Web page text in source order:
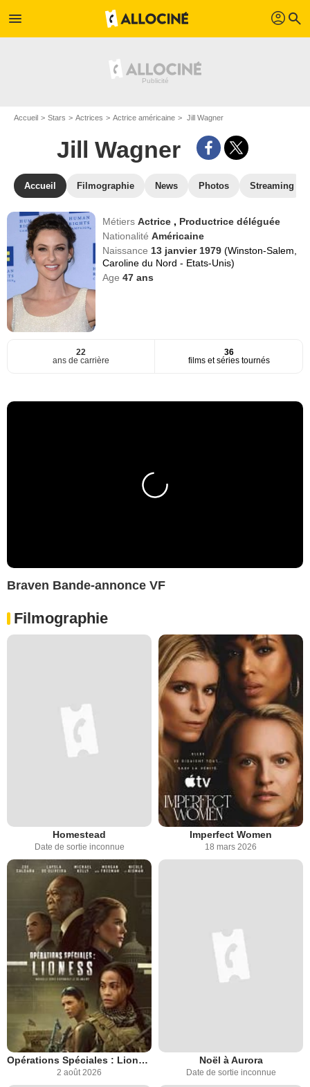
menu profil search
Accueil Stars Actrices Actrice américaine Jill Wagner
Jill Wagner
Accueil Filmographie News Photos Streaming
MétiersActrice , Productrice déléguée
NationalitéAméricaine
Naissance 13 janvier 1979(Winston-Salem,
Caroline du Nord - Etats-Unis)
Age47 ans
22
ans de carrière
36
films et séries tournés
Braven Bande-annonce VF
Filmographie
Homestead
Date de sortie inconnue
Imperfect Women
18 mars 2026
Opérations Spéciales : Lioness
2 août 2026
Noël à Aurora
Date de sortie inconnue